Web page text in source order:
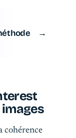
→
cohérence